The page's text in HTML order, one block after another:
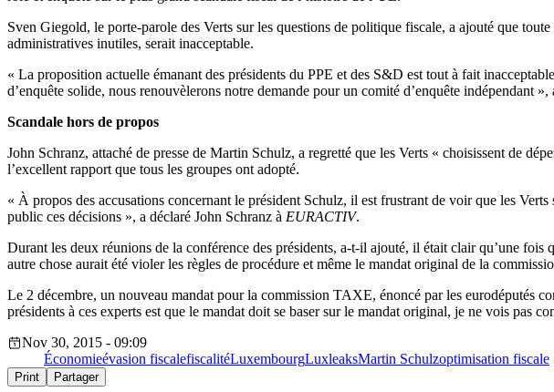
Sven Giegold, le porte-parole des Verts sur les questions de politique fiscale, a ajouté que
administratives inutiles, serait inacceptable.
« La proposition actuelle émanant des présidents du PPE et des S&D est tout à fait
d’enquête solide, nous renouvèlerons notre demande pour un comité d’enquête indépendant
Scandale hors de propos
John Schranz, attaché de presse de Martin Schulz, a regretté que les Verts « choisissent de
l’excellent rapport que tous les groupes ont adopté.
« À propos des accusations concernant le président Schulz, il est frustrant de voir que les
public ces décisions », a déclaré John Schranz à EURACTIV.
Durant les deux réunions de la conférence des présidents, a-t-il ajouté, il était clair qu’une
autre chose aurait été violer les règles de procédure et même le mandat original de la
Le 2 décembre, un nouveau mandat pour la commission TAXE, énoncé par les eurodéputés
présidents à ces experts est que le mandat doit se baser sur le mandat original, je ne vois pas
Nov 30, 2015 - 09:09
Économieévasion fiscalefiscalitéLuxembourgLuxleaksMartin Schulzoptimisation fiscale
Print Partager